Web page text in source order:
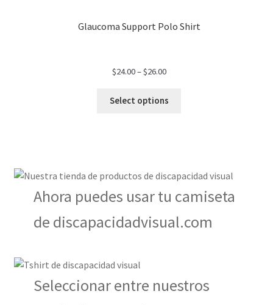
Glaucoma Support Polo Shirt
$24.00–$26.00
Select options
Ahora puedes usar tu camiseta
de discapacidadvisual.com
Seleccionar entre nuestros